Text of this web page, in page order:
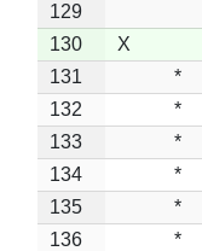
129
130
X
131
*
132
*
133
*
134
*
135
*
136
*